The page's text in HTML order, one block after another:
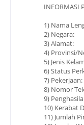
INFORMASI
1) Nama
2) Negara:
3) Alamat:
4) Provinsi/
5) Jenis
6) Status
7) Pekerjaan:
8) Nomor
9)
10) Kerabat
11) Jumlah